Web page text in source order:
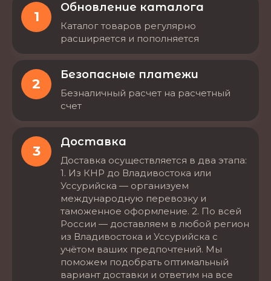
1
Обновление каталога
Каталог товаров регулярно
расширяется и пополняется
2
Безопасные платежи
Безналичный расчет на расчетный
счет
3
Доставка
Доставка осуществляется в два этапа:
1. Из КНР до Владивостока или
Уссурийска — организуем
международную перевозку и
таможенное оформление. 2. По всей
России — доставляем в любой регион
из Владивостока и Уссурийска с
учётом ваших предпочтений. Мы
поможем подобрать оптимальный
вариант доставки и ответим на все